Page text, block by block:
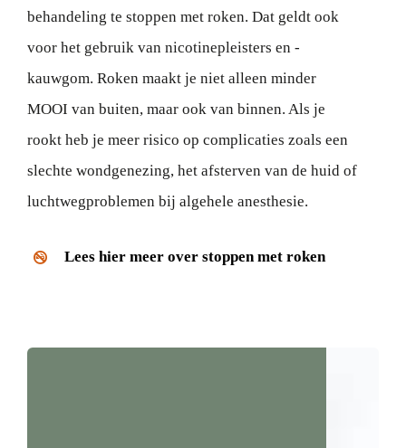
behandeling te stoppen met roken. Dat geldt ook
voor het gebruik van nicotinepleisters en -
kauwgom. Roken maakt je niet alleen minder
MOOI van buiten, maar ook van binnen. Als je
rookt heb je meer risico op complicaties zoals een
slechte wondgenezing, het afsterven van de huid of
luchtwegproblemen bij algehele anesthesie.
Lees hier meer over stoppen met roken